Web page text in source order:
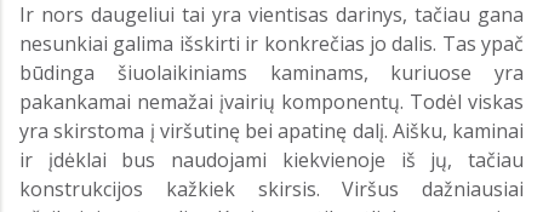
Ir nors daugeliui tai yra vientisas darinys, tačiau gana
nesunkiai galima išskirti ir konkrečias jo dalis. Tas ypač
būdinga šiuolaikiniams kaminams, kuriuose yra
pakankamai nemažai įvairių komponentų. Todėl viskas
yra skirstoma į viršutinę bei apatinę dalį. Aišku, kaminai
ir įdėklai bus naudojami kiekvienoje iš jų, tačiau
konstrukcijos kažkiek skirsis. Viršus dažniausiai